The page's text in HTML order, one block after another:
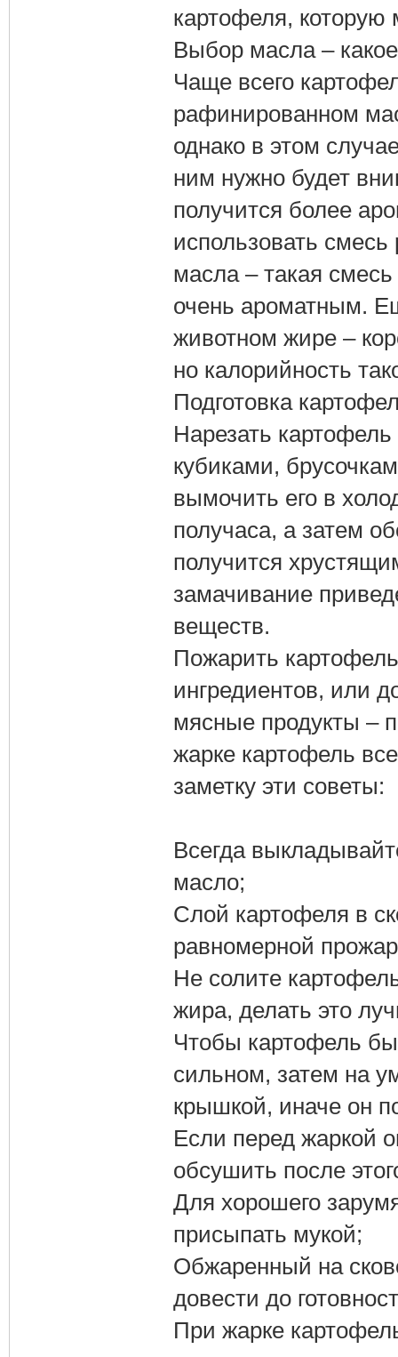
картофеля, которую
Выбор масла –
Чаще всего
рафинированном
однако в этом
ним нужно будет
получится более
использовать смесь
масла – такая смесь
очень ароматным.
животном жире –
но калорийность
Подготовка
Нарезать
кубиками,
вымочить его в
получаса, а затем
получится
замачивание
веществ.
Пожарить
ингредиентов, или
мясные продукты –
жарке картофель
заметку эти советы:
Всегда
масло;
Слой картофеля в
равномерной
Не солите
жира, делать это
Чтобы картофель
сильном, затем на
крышкой, иначе он
Если перед жаркой
обсушить после
Для хорошего
присыпать мукой;
Обжаренный на
довести до
При жарке